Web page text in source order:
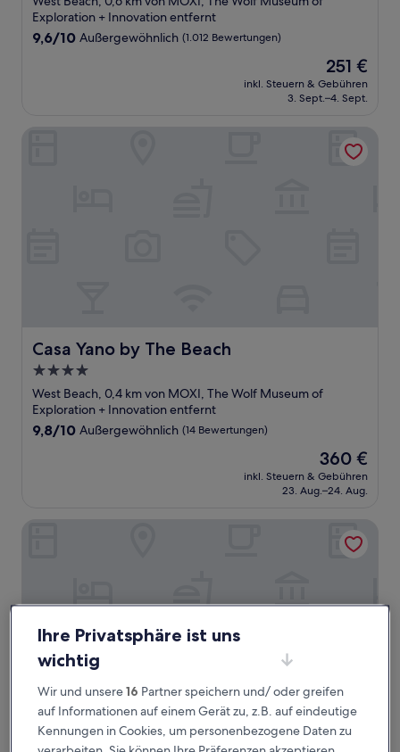
Unterkunft
Exploration + Innovation entfernt
9.6
9,6/10 Außergewöhnlich (1.012 Bewertungen)
Der
Preis
beträgt
251 €
inkl. Steuern & Gebühren
3. Sept.–4. Sept.
Casa Yano by The Beach
Casa Yano by The Beach
4.0-
Sterne-
Unterkunft
West Beach, 0,4 km von MOXI, The Wolf Museum of
Exploration + Innovation entfernt
9.8
9,8/10 Außergewöhnlich (14 Bewertungen)
Der
Preis
beträgt
360 €
inkl. Steuern & Gebühren
23. Aug.–24. Aug.
Bath Street Inn
Bath Street Inn
Ihre Privatsphäre ist uns
wichtig
Wir und unsere16 Partner speichern und/ oder greifen
auf Informationen auf einem Gerät zu, z.B. auf eindeutige
Kennungen in Cookies, um personenbezogene Daten zu